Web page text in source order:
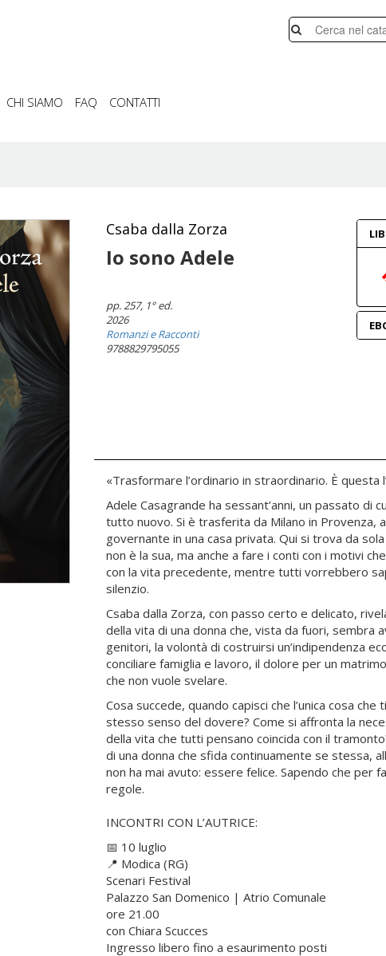
CHI SIAMO FAQ CONTATTI
Csaba dalla Zorza
Io sono Adele
pp. 257, 1° ed.
2026
Romanzi e Racconti
9788829795055
«Trasformare l’ordinario in straordinario. È questa
Adele Casagrande ha sessant’anni, un passato di
tutto nuovo. Si è trasferita da Milano in Provenza,
governante in una casa privata. Qui si trova da
non è la sua, ma anche a fare i conti con i motivi
con la vita precedente, mentre tutti vorrebbero
silenzio.
Csaba dalla Zorza, con passo certo e delicato,
della vita di una donna che, vista da fuori, sembra
genitori, la volontà di costruirsi un’indipendenza
conciliare famiglia e lavoro, il dolore per un
che non vuole svelare.
Cosa succede, quando capisci che l’unica cosa
stesso senso del dovere? Come si affronta la
della vita che tutti pensano coincida con il
di una donna che sfida continuamente se stessa,
non ha mai avuto: essere felice. Sapendo che per
regole.
INCONTRI CON L’AUTRICE:
📅 10 luglio
📍 Modica (RG)
Scenari Festival
Palazzo San Domenico | Atrio Comunale
ore 21.00
con Chiara Scucces
Ingresso libero fino a esaurimento posti